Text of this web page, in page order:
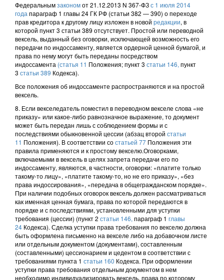
Федеральнымзакономот 21.12.2013 N 367-ФЗс 1 июля 2014
года параграф 1 главы 24 ГК РФ (статьи 382 — 390) о переходе
прав кредитора к другому лицу изложен в новой редакции, в
которой пункт 3 статьи 389 отсутствует. Простой или переводной
вексель, выданный без оговорки, исключающей возможность его
передачи по индоссаменту, является ордерной ценной бумагой, и
права по нему могут быть переданы посредством
индоссамента (статья 11 Положения; пункт 3 статьи 146, пункт
3 статьи 389 Кодекса).
Все положения об индоссаменте распространяются и на простой
вексель.
8. Если векселедатель поместил в переводном векселе слова «не
приказу» или какое-либо равнозначное выражение, то документ
может быть передан лишь с соблюдением формы и с
последствиями обыкновенной цессии (абзац второй статьи
11 Положения). В соответствии состатьей 77 Положения эти
правила применяются и к простому векселю.Оговорками,
включаемыми в вексель в целях запрета передачи его по
индоссаменту, являются, в частности, оговорки: «платите только
такому-то лицу», «платите такому-то, но не его приказу», «без
права индоссирования», «передача в общегражданском порядке».
При наличии подобных оговорок вексель должен рассматриваться
как именная ценная бумага, права по которой передаются в
порядке и с последствиями, установленными для уступки
требования (цессии) (пункт 2 статьи 146, параграф 1 главы
24 Кодекса). Сделка уступки права требования по векселю должна
быть оформлена письменно на векселе либо на добавочном листе
или отдельным документом (документами), составленным
(составленными) цессионарием и цедентом в соответствии с
требованиями пункта 1 статьи 160 Кодекса. При оформлении
уступки права требования отдельным документом в нем
необходимо индивидуализировать вексель, права по которому